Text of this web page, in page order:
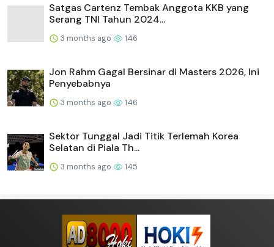
Satgas Cartenz Tembak Anggota KKB yang
Serang TNI Tahun 2024...
3 months ago 146
Jon Rahm Gagal Bersinar di Masters 2026, Ini
Penyebabnya
3 months ago 146
Sektor Tunggal Jadi Titik Terlemah Korea
Selatan di Piala Th...
3 months ago 145